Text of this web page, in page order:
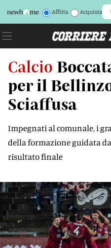
Affitta Acquista
Calcio
per il
Sciaffusa
Impegnati al comunale, i
della formazione guidata
risultato finale